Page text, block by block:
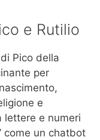
e Rutilio
Pico della
per
e
lettere e numeri
come un chatbot